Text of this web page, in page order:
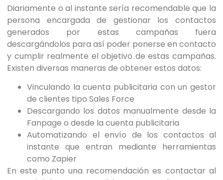
Diariamente o al instante sería recomendable que la
persona encargada de gestionar los contactos
generados por estas campañas fuera
descargándolos para así poder ponerse en contacto
y cumplir realmente el objetivo de estas campañas.
Existen diversas maneras de obtener estos datos:
Vinculando la cuenta publicitaria con un gestor
de clientes tipo Sales Force
Descargando los datos manualmente desde la
Fanpage o desde la cuenta publicitaria
Automatizando el envío de los contactos al
instante que entran mediante herramientas
como Zapier
En este punto una recomendación es contactar al